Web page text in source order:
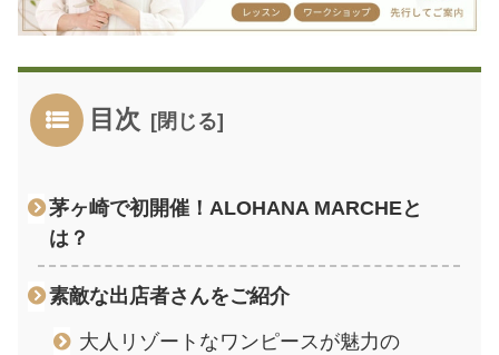
目次
茅ヶ崎で初開催！ALOHANA MARCHEと
は？
素敵な出店者さんをご紹介
大人リゾートなワンピースが魅力の